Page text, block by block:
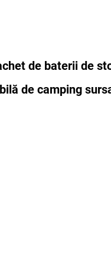
de baterii de
de camping